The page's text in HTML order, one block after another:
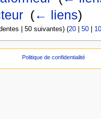
(← liens)
| 50 suivantes) (20| 50|
Politique de confidentialité